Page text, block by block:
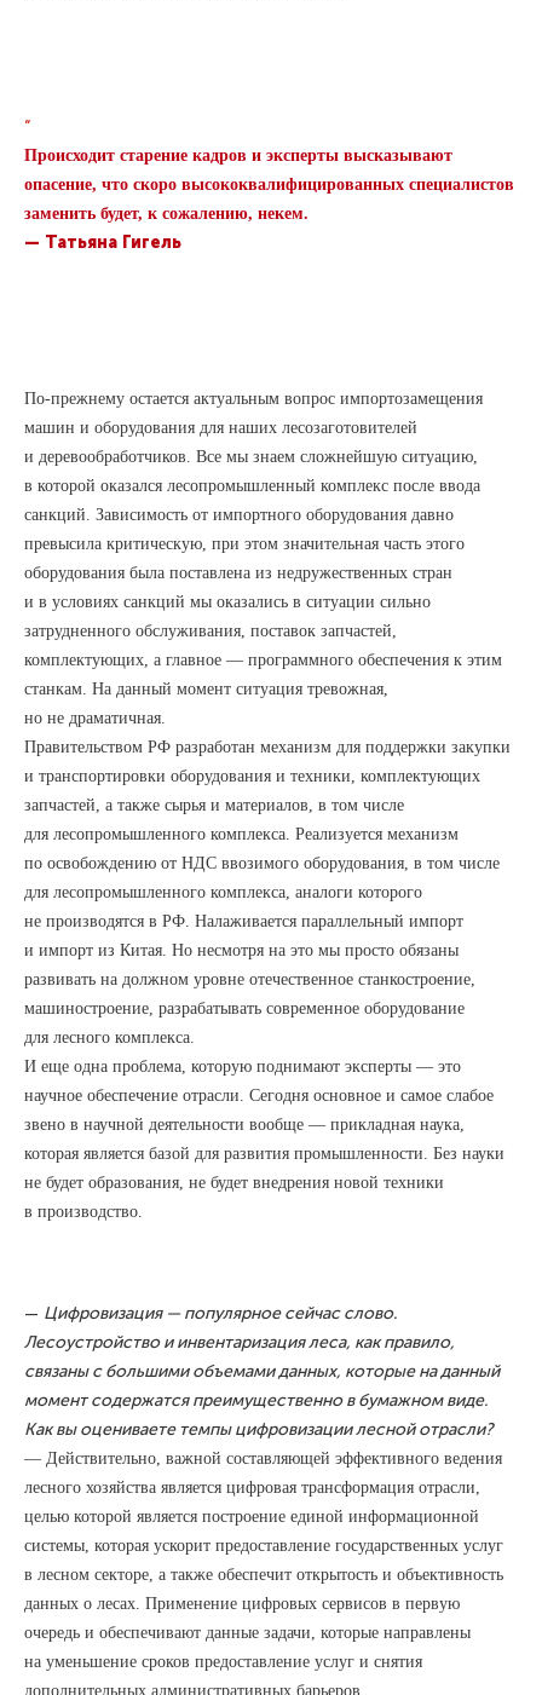
“
Происходит старение кадров и эксперты высказывают
опасение, что скоро высококвалифицированных специалистов
заменить будет, к сожалению, некем.
— Татьяна Гигель
По-прежнему остается актуальным вопрос импортозамещения
машин и оборудования для наших лесозаготовителей
и деревообработчиков. Все мы знаем сложнейшую ситуацию,
в которой оказался лесопромышленный комплекс после ввода
санкций. Зависимость от импортного оборудования давно
превысила критическую, при этом значительная часть этого
оборудования была поставлена из недружественных стран
и в условиях санкций мы оказались в ситуации сильно
затрудненного обслуживания, поставок запчастей,
комплектующих, а главное — программного обеспечения к этим
станкам. На данный момент ситуация тревожная,
но не драматичная.
Правительством РФ разработан механизм для поддержки закупки
и транспортировки оборудования и техники, комплектующих
запчастей, а также сырья и материалов, в том числе
для лесопромышленного комплекса. Реализуется механизм
по освобождению от НДС ввозимого оборудования, в том числе
для лесопромышленного комплекса, аналоги которого
не производятся в РФ. Налаживается параллельный импорт
и импорт из Китая. Но несмотря на это мы просто обязаны
развивать на должном уровне отечественное станкостроение,
машиностроение, разрабатывать современное оборудование
для лесного комплекса.
И еще одна проблема, которую поднимают эксперты — это
научное обеспечение отрасли. Сегодня основное и самое слабое
звено в научной деятельности вообще — прикладная наука,
которая является базой для развития промышленности. Без науки
не будет образования, не будет внедрения новой техники
в производство.
— Цифровизация — популярное сейчас слово.
Лесоустройство и инвентаризация леса, как правило,
связаны с большими объемами данных, которые на данный
момент содержатся преимущественно в бумажном виде.
Как вы оцениваете темпы цифровизации лесной отрасли?
— Действительно, важной составляющей эффективного ведения
лесного хозяйства является цифровая трансформация отрасли,
целью которой является построение единой информационной
системы, которая ускорит предоставление государственных услуг
в лесном секторе, а также обеспечит открытость и объективность
данных о лесах. Применение цифровых сервисов в первую
очередь и обеспечивают данные задачи, которые направлены
на уменьшение сроков предоставление услуг и снятия
дополнительных административных барьеров.